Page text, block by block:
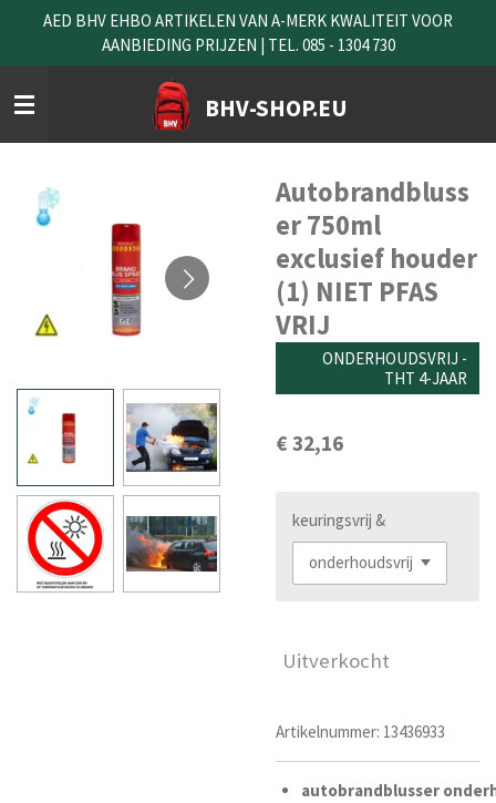
naar
de
hoofdinhoud
BHV-SHOP.EU
AED BHV EHBO ARTIKELEN VAN A-MERK KWALITEIT VOOR
AANBIEDING PRIJZEN | TEL. 085 - 1304 730
Autobrandbluss
er 750ml
exclusief houder
(1) NIET PFAS
VRIJ
ONDERHOUDSVRIJ -
THT 4-JAAR
€ 32,16
keuringsvrij &
Uitverkocht
Artikelnummer: 13436933
autobrandblusser